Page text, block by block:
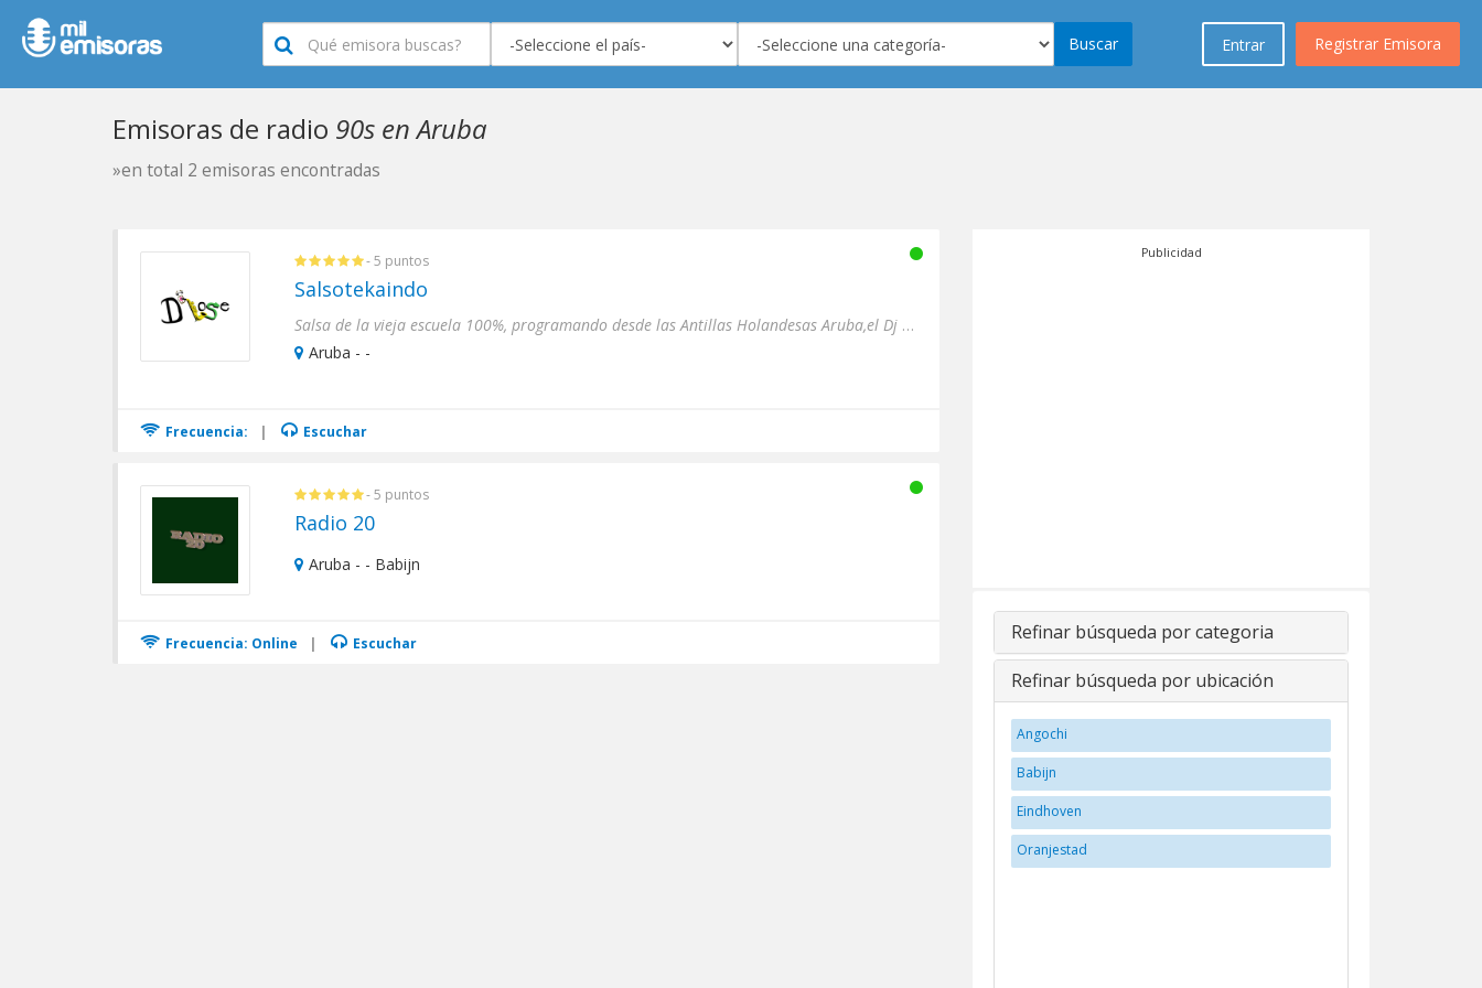
Registrar Emisora
Entrar
Buscar
Emisoras de radio 90s en Aruba
»en total 2 emisoras encontradas
- 5 puntos
Salsotekaindo
Salsa de la vieja escuela 100%, programando desde las Antillas Holandesas Aruba,el Dj Jose.
Aruba - -
Frecuencia: | Escuchar
- 5 puntos
Radio 20
Aruba - - Babijn
Frecuencia: Online | Escuchar
Publicidad
Refinar búsqueda por categoria
Refinar búsqueda por ubicación
Angochi
Babijn
Eindhoven
Oranjestad